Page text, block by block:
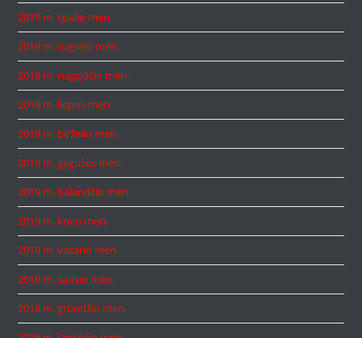
2019 m. spalio mėn.
2019 m. rugsėjo mėn.
2019 m. rugpjūčio mėn.
2019 m. liepos mėn.
2019 m. birželio mėn.
2019 m. gegužės mėn.
2019 m. balandžio mėn.
2019 m. kovo mėn.
2019 m. vasario mėn.
2019 m. sausio mėn.
2018 m. gruodžio mėn.